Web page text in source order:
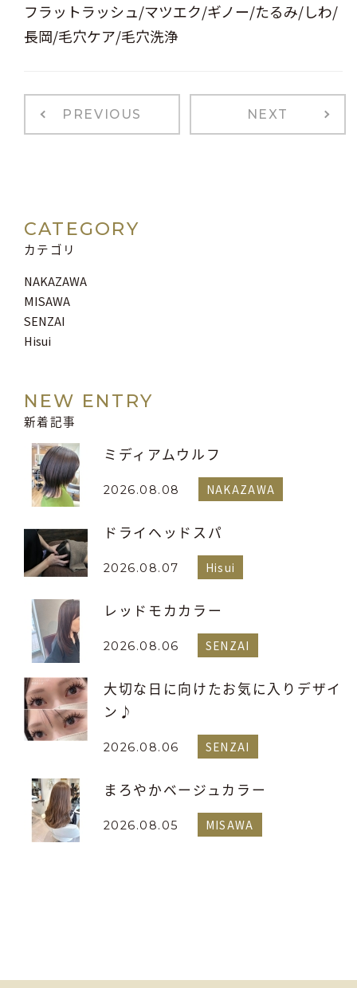
フラットラッシュ/マツエク/ギノー/たるみ/しわ/
長岡/毛穴ケア/毛穴洗浄
PREVIOUS NEXT
CATEGORY
カテゴリ
NAKAZAWA
MISAWA
SENZAI
Hisui
NEW ENTRY
新着記事
ミディアムウルフ
2026.08.08 NAKAZAWA
ドライヘッドスパ
2026.08.07 Hisui
レッドモカカラー
2026.08.06 SENZAI
大切な日に向けたお気に入りデザイ
ン♪
2026.08.06 SENZAI
まろやかベージュカラー
2026.08.05 MISAWA